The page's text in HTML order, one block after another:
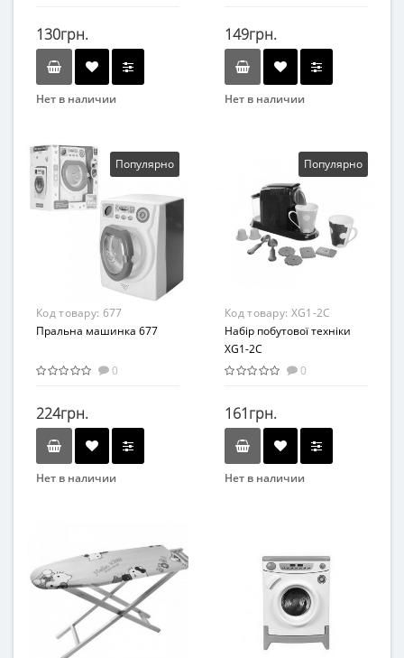
130грн.
Нет в наличии
Возраст
от 3 лет
149грн.
Нет в наличии
Возрастная группа
От 3 лет
Материал
Пластик
Популярно
Код товару: 677
Пральна машинка 677
0
224грн.
Нет в наличии
От 4 лет
Материал
Популярно
Код товару: XG1-2C
Набір побутової техніки
XG1-2C
0
161грн.
Нет в наличии
От 4 лет
Материал